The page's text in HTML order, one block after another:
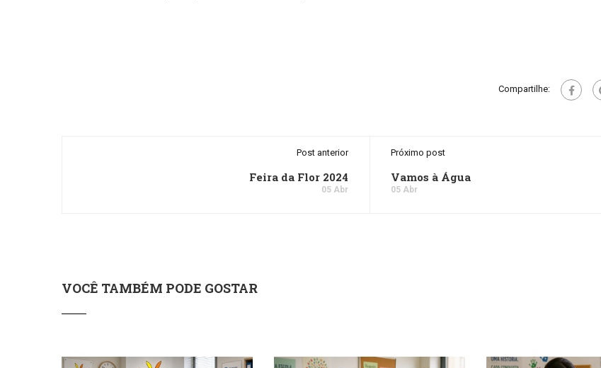
Compartilhe:
Post anterior
Feira da Flor 2024
05 Abr
Próximo post
Vamos à Água
05 Abr
VOCÊ TAMBÉM PODE GOSTAR